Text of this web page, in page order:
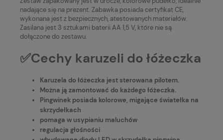
nadające się na prezent. Zabawka posiada certyfikat CE,
wykonana jest z bezpiecznych, atestowanych materiałów.
Zasilana jest 3 sztukami baterii AA 1,5 V, które nie są
dołączone do zestawu.
✅Cechy karuzeli do łóżeczka
Karuzela do łóżeczka jest sterowana pilotem.
Można ją zamontować do każdego łóżeczka.
Pingwinek posiada kolorowe, migające światełka na
skrzydełkach
pomaga w usypianiu maluchów
regulacja głośności